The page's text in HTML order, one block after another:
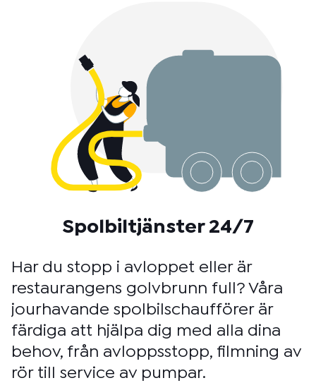
Spolbiltjänster 24/7
Har du stopp i avloppet eller är
restaurangens golvbrunn full? Våra
jourhavande spolbilschaufförer är
färdiga att hjälpa dig med alla dina
behov, från avloppsstopp, filmning av
rör till service av pumpar.